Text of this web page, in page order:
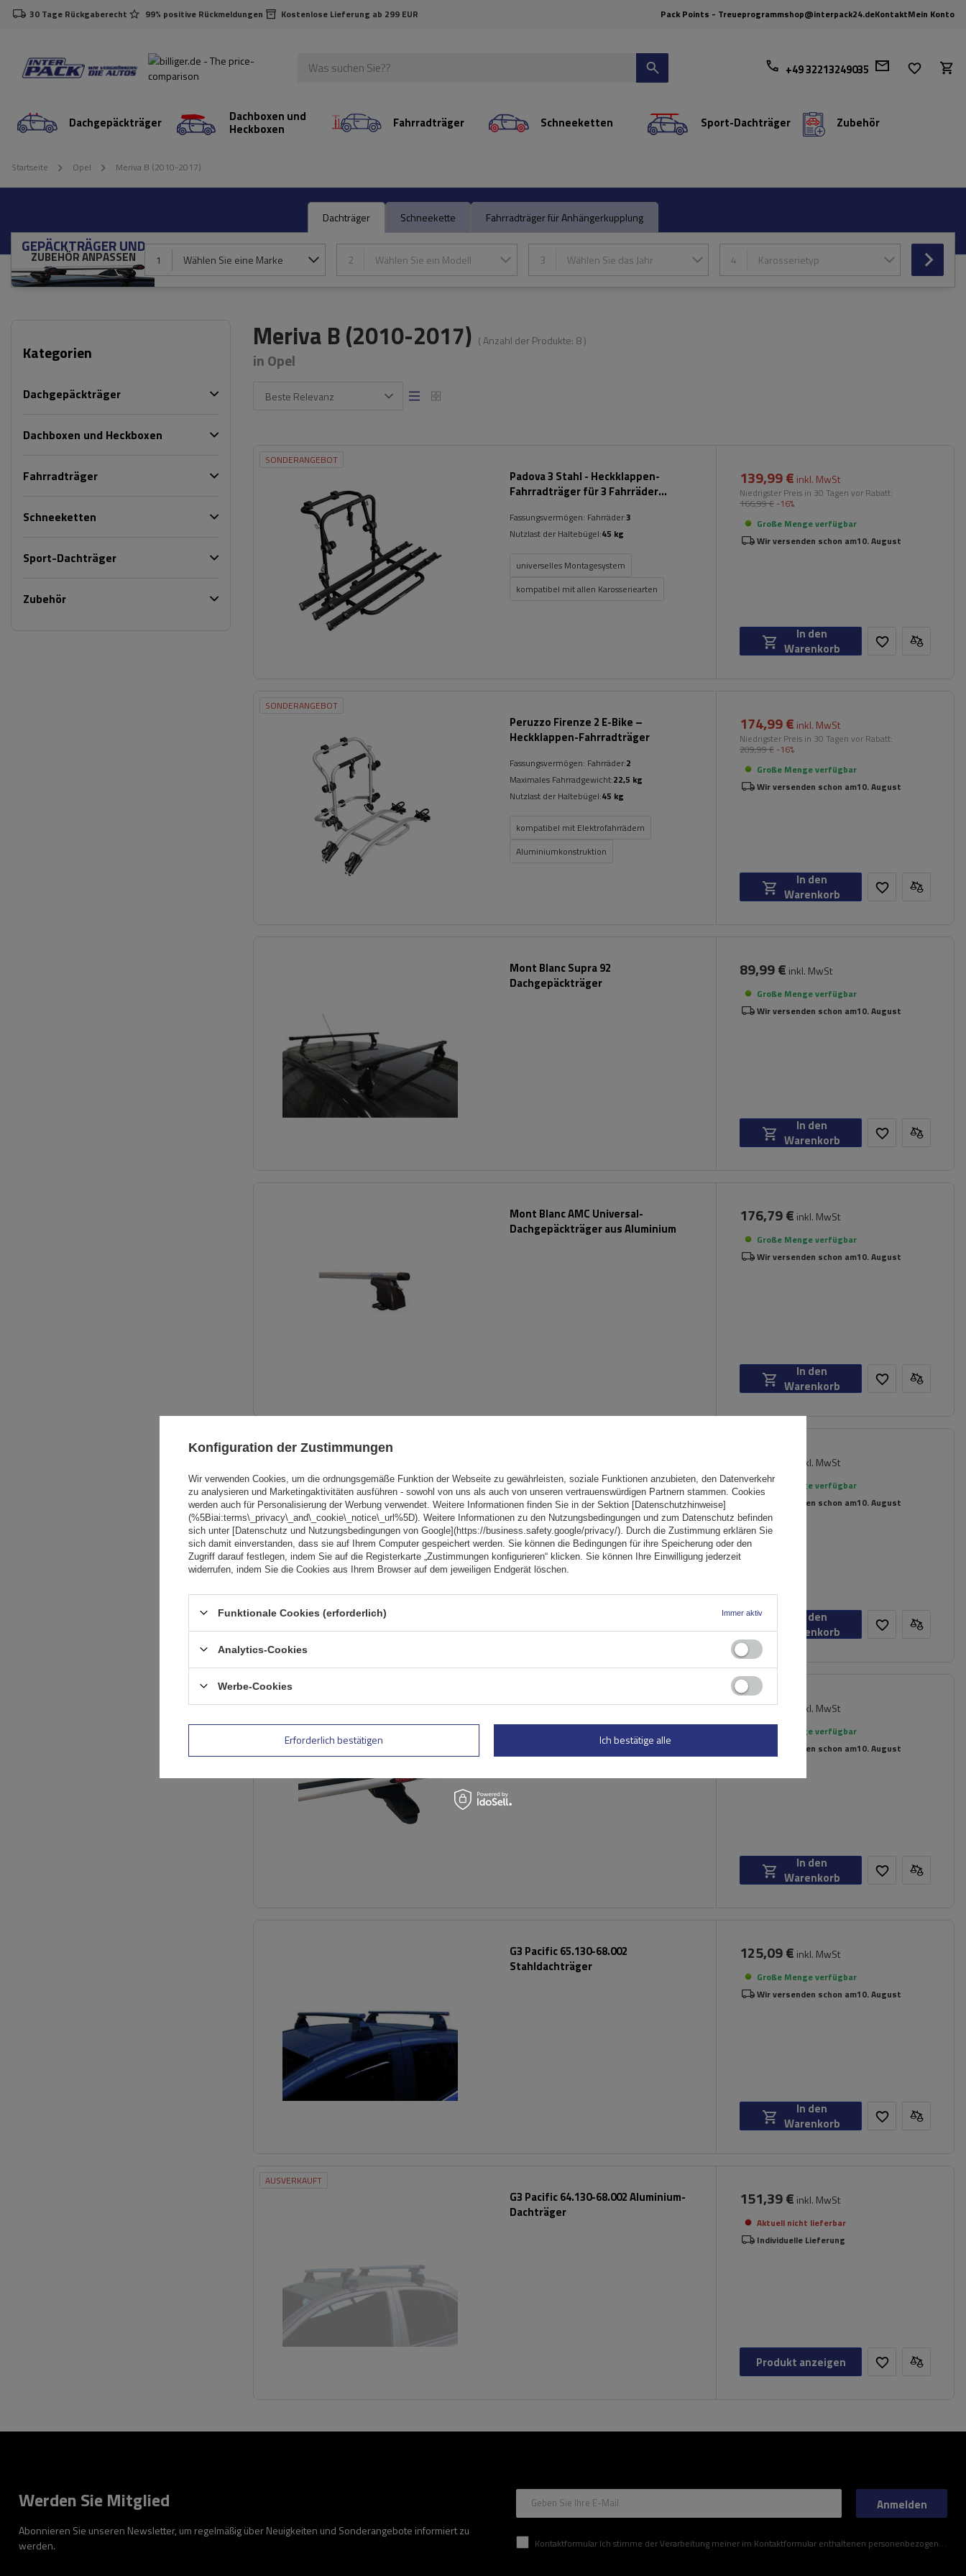
30 Tage Rückgaberecht 99% positive Rückmeldungen Kostenlose Lieferung ab 299 EUR Pack Points - Treueprogrammshop@interpack24.deKontaktMein Konto
+49 32213249035
Dachgepäckträger Dachboxen und
Heckboxen Fahrradträger Schneeketten Sport-Dachträger Zubehör
Startseite Opel Meriva B (2010-2017)
Dachträger Schneekette Fahrradträger für Anhängerkupplung
GEPÄCKTRÄGER UND
ZUBEHÖR ANPASSEN 1 Wählen Sie eine Marke 2 Wählen Sie ein Modell 3 Wählen Sie das Jahr 4 Karosserietyp
Kategorien
Dachgepäckträger
Dachboxen und Heckboxen
Fahrradträger
Schneeketten
Sport-Dachträger
Zubehör
Meriva B (2010-2017) ( Anzahl der Produkte: 8)
in Opel
Beste Relevanz
SONDERANGEBOT
Padova 3 Stahl - Heckklappen-
Fahrradträger für 3 Fahrräder
Fassungsvermögen: Fahrräder:3
Nutzlast der Haltebügel:45 kg
universelles Montagesystem
kompatibel mit allen Karosseriearten
139,99 € inkl. MwSt
Niedrigster Preis in 30 Tagen vor Rabatt:
166,99 € -16%
Große Menge verfügbar
Wir versenden schon am10. August
In den
Warenkorb
SONDERANGEBOT
Peruzzo Firenze 2 E-Bike –
Heckklappen-Fahrradträger
Fassungsvermögen: Fahrräder:2
Maximales Fahrradgewicht:22,5 kg
Nutzlast der Haltebügel:45 kg
kompatibel mit Elektrofahrrädern
Aluminiumkonstruktion
174,99 € inkl. MwSt
Niedrigster Preis in 30 Tagen vor Rabatt:
209,99 € -16%
Große Menge verfügbar
Wir versenden schon am10. August
In den
Warenkorb
Mont Blanc Supra 92
Dachgepäckträger
89,99 € inkl. MwSt
Große Menge verfügbar
Wir versenden schon am10. August
In den
Warenkorb
Mont Blanc AMC Universal-
Dachgepäckträger aus Aluminium
176,79 € inkl. MwSt
Große Menge verfügbar
Wir versenden schon am10. August
In den
Warenkorb
Dachgepäckträger aus Stahl
inkl. MwSt
Große Menge verfügbar
Wir versenden schon am10. August
In den
Warenkorb
Mont Blanc AMC 5107 AERO
Aluminium-Dachträger
212,49 € inkl. MwSt
Große Menge verfügbar
Wir versenden schon am10. August
In den
Warenkorb
G3 Pacific 65.130-68.002
Stahldachträger
125,09 € inkl. MwSt
Große Menge verfügbar
Wir versenden schon am10. August
In den
Warenkorb
AUSVERKAUFT
G3 Pacific 64.130-68.002 Aluminium-
Dachträger
151,39 € inkl. MwSt
Aktuell nicht lieferbar
Individuelle Lieferung
Produkt anzeigen
Werden Sie Mitglied
Abonnieren Sie unseren Newsletter, um regelmäßig über Neuigkeiten und Sonderangebote informiert zu
werden.
Geben Sie Ihre E-Mail
Kontaktformular Ich stimme der Verarbeitung meiner im Kontaktformular enthaltenen personenbezogenen Daten gemäß der Verordnung (EU) des Europäischen Parlaments und des Rates zu.
Anmelden
Konfiguration der Zustimmungen
Wir verwenden Cookies, um die ordnungsgemäße Funktion der Webseite zu gewährleisten, soziale Funktionen anzubieten, den Datenverkehr
zu analysieren und Marketingaktivitäten ausführen - sowohl von uns als auch von unseren vertrauenswürdigen Partnern stammen. Cookies
werden auch für Personalisierung der Werbung verwendet. Weitere Informationen finden Sie in der Sektion [Datenschutzhinweise]
(%5Biai:terms\_privacy\_and\_cookie\_notice\_url%5D). Weitere Informationen zu den Nutzungsbedingungen und zum Datenschutz befinden
sich unter [Datenschutz und Nutzungsbedingungen von Google](https://business.safety.google/privacy/). Durch die Zustimmung erklären Sie
sich damit einverstanden, dass sie auf Ihrem Computer gespeichert werden. Sie können die Bedingungen für ihre Speicherung oder den
Zugriff darauf festlegen, indem Sie auf die Registerkarte „Zustimmungen konfigurieren“ klicken. Sie können Ihre Einwilligung jederzeit
widerrufen, indem Sie die Cookies aus Ihrem Browser auf dem jeweiligen Endgerät löschen.
Funktionale Cookies (erforderlich) Immer aktiv
Analytics-Cookies
Werbe-Cookies
Erforderlich bestätigen Ich bestätige alle